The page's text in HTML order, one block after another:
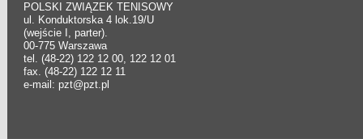
POLSKI ZWIĄZEK TENISOWY
ul. Konduktorska 4 lok.19/U
(wejście I, parter).
00-775 Warszawa
tel. (48-22) 122 12 00, 122 12 01
fax. (48-22) 122 12 11
e-mail: pzt@pzt.pl